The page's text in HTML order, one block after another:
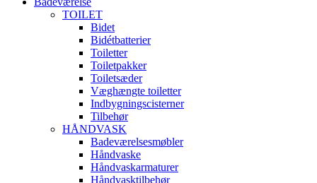
TOILET
Bidet
Bidétbatterier
Toiletter
Toiletpakker
Toiletsæder
Væghængte toiletter
Indbygningscisterner
Tilbehør
HÅNDVASK
Badeværelsesmøbler
Håndvaske
Håndvaskarmaturer
Håndvasktilbehør